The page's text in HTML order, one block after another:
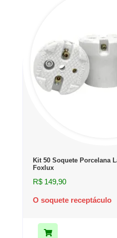
Kit 50 Soquete Porcelana
Foxlux
R$ 149,90
O soquete receptáculo